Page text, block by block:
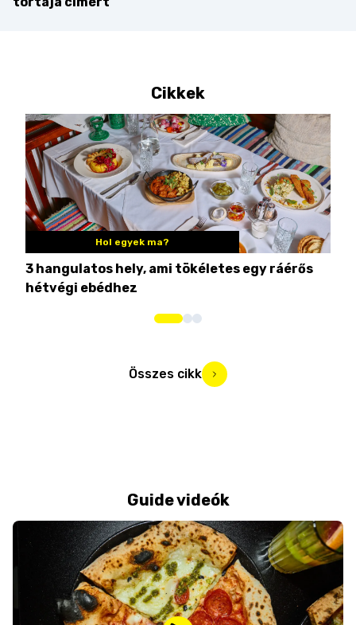
Cikkek
Hol egyek ma?
3 hangulatos hely, ami tökéletes egy ráérős
hétvégi ebédhez
Összes cikk
Guide videók